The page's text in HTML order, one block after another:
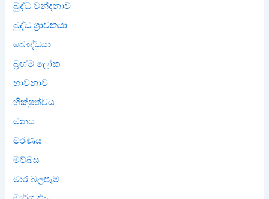
බුද්ධ වන්දනාව
බුද්ධ ශ්‍රාවකයා
බෞද්ධයා
බ්‍රහ්ම ලෝක
භාවනාව
භික්ෂුත්වය
මනස
මරණය
මව්බස
මාර බලපෑම